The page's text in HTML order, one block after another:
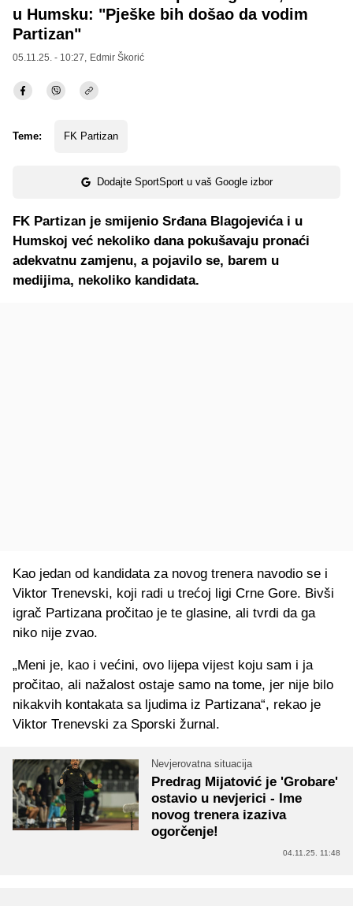
u Humsku: "Pješke bih došao da vodim
Partizan"
05.11.25. - 10:27, Edmir Škorić
Teme: FK Partizan
Dodajte SportSport u vaš Google izbor
FK Partizan je smijenio Srđana Blagojevića i u
Humskoj već nekoliko dana pokušavaju pronaći
adekvatnu zamjenu, a pojavilo se, barem u
medijima, nekoliko kandidata.
Kao jedan od kandidata za novog trenera navodio se i
Viktor Trenevski, koji radi u trećoj ligi Crne Gore. Bivši
igrač Partizana pročitao je te glasine, ali tvrdi da ga
niko nije zvao.
„Meni je, kao i većini, ovo lijepa vijest koju sam i ja
pročitao, ali nažalost ostaje samo na tome, jer nije bilo
nikakvih kontakata sa ljudima iz Partizana“, rekao je
Viktor Trenevski za Sporski žurnal.
Nevjerovatna situacija
Predrag Mijatović je 'Grobare'
ostavio u nevjerici - Ime
novog trenera izaziva
ogorčenje!
04.11.25. 11:48